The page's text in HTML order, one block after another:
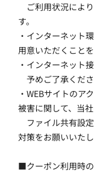
ご利用状況によ
す。
・インターネット
用意いただくこと
・インターネット
予めご了承くださ
・WEBサイトのア
被害に関して、当
ファイル共有設
対策をお願いいたし
■クーポン利用時